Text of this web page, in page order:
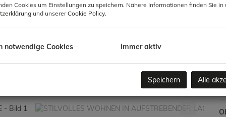
Cookies um Einstellungen zu speichern. Nähere Informationen finden Sie in
und unsererCookie Policy.
notwendige Cookies immer aktiv
Speichern Alle